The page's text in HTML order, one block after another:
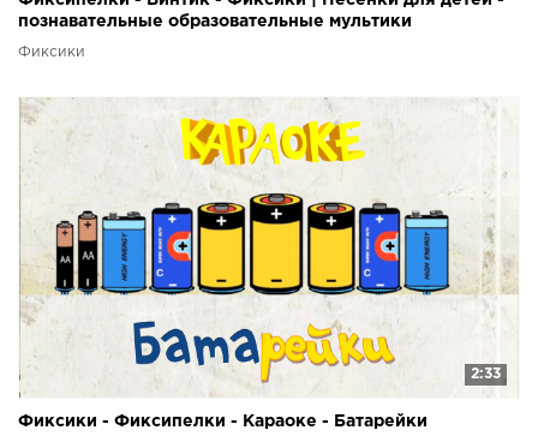
познавательные образовательные мультики
Фиксики
2:33
Фиксики - Фиксипелки - Караоке - Батарейки